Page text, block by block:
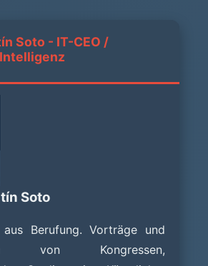
Soto - IT-CEO /
Soto
Berufung. Vorträge und
von Kongressen,